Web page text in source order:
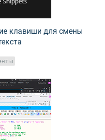
клавиши для смены